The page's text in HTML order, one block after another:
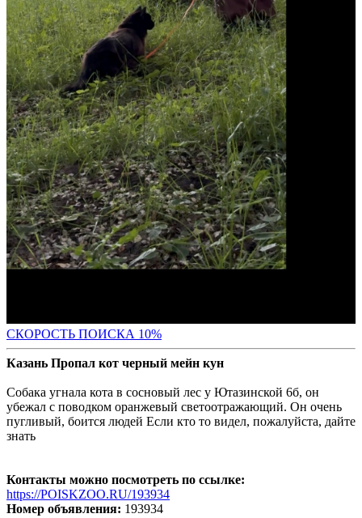
СКОРОСТЬ ПОИСКА 10%
Казань Пропал кот черный мейн кун
Собака угнала кота в сосновый лес у Ютазинской 6б, он
убежал с поводком оранжевый светоотражающий. Он очень
пугливый, боится людей Если кто то видел, пожалуйста, дайте
знать
Контакты можно посмотреть по ссылке:
https://POISKZOO.RU/193934
Номер объявления: 193934